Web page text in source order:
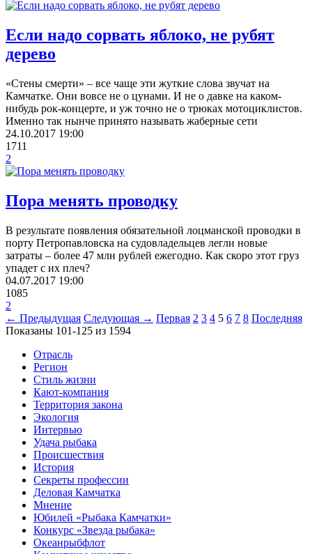
Если надо сорвать яблоко, не рубят
дерево
«Стены смерти» – все чаще эти жуткие слова звучат на
Камчатке. Они вовсе не о цунами. И не о давке на каком-
нибудь рок-концерте, и уж точно не о трюках мотоциклистов.
Именно так нынче принято называть жаберные сети
24.10.2017 19:00
1711
2
Пора менять проводку
В результате появления обязательной лоцманской проводки в
порту Петропавловска на судовладельцев легли новые
затраты – более 47 млн рублей ежегодно. Как скоро этот груз
упадет с их плеч?
04.07.2017 19:00
1085
2
← Предыдущая Следующая → Первая 2 3 4 5 6 7 8 Последняя
Показаны 101-125 из 1594
Отрасль
Регион
Стиль жизни
Кают-компания
Территория закона
Экология
Интервью
Удача рыбака
Происшествия
История
Секреты профессии
Деловая Камчатка
Мнение
Юбилей «Рыбака Камчатки»
Конкурс «Звезда рыбака»
Океанрыбфлот